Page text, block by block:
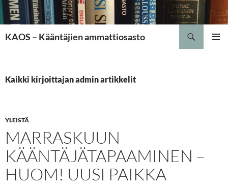
Siirry
sisältöön
KAOS – Kääntäjien ammattiosasto
Kaikki kirjoittajan admin artikkelit
YLEISTÄ
MARRASKUUN
KÄÄNTÄJÄTAPAAMINEN –
HUOM! UUSI PAIKKA